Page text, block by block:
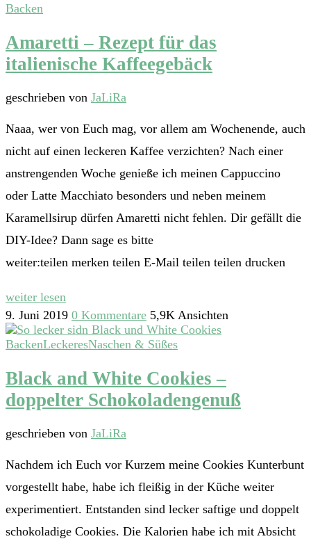
Backen
Amaretti – Rezept für das
italienische Kaffeegebäck
geschrieben von JaLiRa
Naaa, wer von Euch mag, vor allem am Wochenende, auch
nicht auf einen leckeren Kaffee verzichten? Nach einer
anstrengenden Woche genieße ich meinen Cappuccino
oder Latte Macchiato besonders und neben meinem
Karamellsirup dürfen Amaretti nicht fehlen. Dir gefällt die
DIY-Idee? Dann sage es bitte
weiter:teilen merken teilen E-Mail teilen teilen drucken
weiter lesen
9. Juni 2019 0 Kommentare 5,9K Ansichten
BackenLeckeresNaschen & Süßes
Black and White Cookies –
doppelter Schokoladengenuß
geschrieben von JaLiRa
Nachdem ich Euch vor Kurzem meine Cookies Kunterbunt
vorgestellt habe, habe ich fleißig in der Küche weiter
experimentiert. Entstanden sind lecker saftige und doppelt
schokoladige Cookies. Die Kalorien habe ich mit Absicht